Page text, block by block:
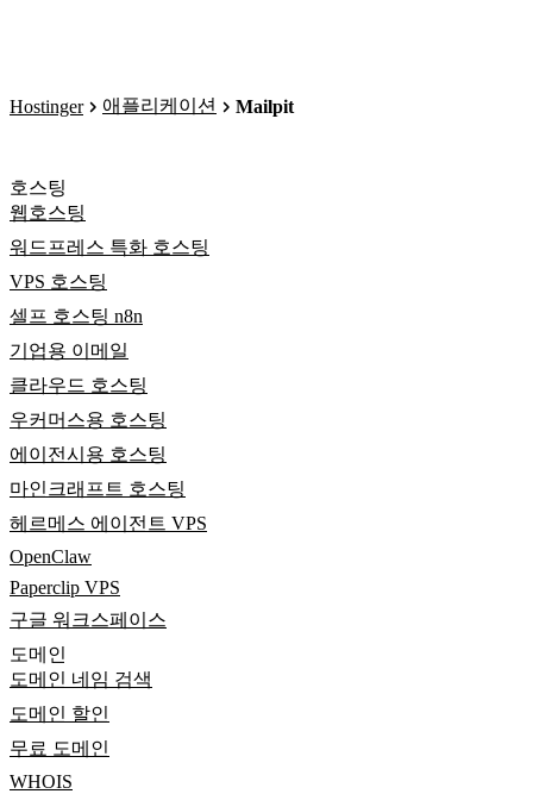
Hostinger 애플리케이션 Mailpit
호스팅
웹호스팅
워드프레스 특화 호스팅
VPS 호스팅
셀프 호스팅 n8n
기업용 이메일
클라우드 호스팅
우커머스용 호스팅
에이전시용 호스팅
마인크래프트 호스팅
헤르메스 에이전트 VPS
OpenClaw
Paperclip VPS
구글 워크스페이스
도메인
도메인 네임 검색
도메인 할인
무료 도메인
WHOIS